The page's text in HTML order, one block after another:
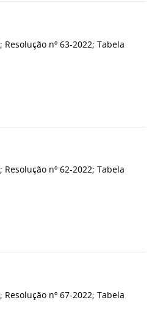
Resolução nº 63-2022; Tabela
Resolução nº 62-2022; Tabela
Resolução nº 67-2022; Tabela